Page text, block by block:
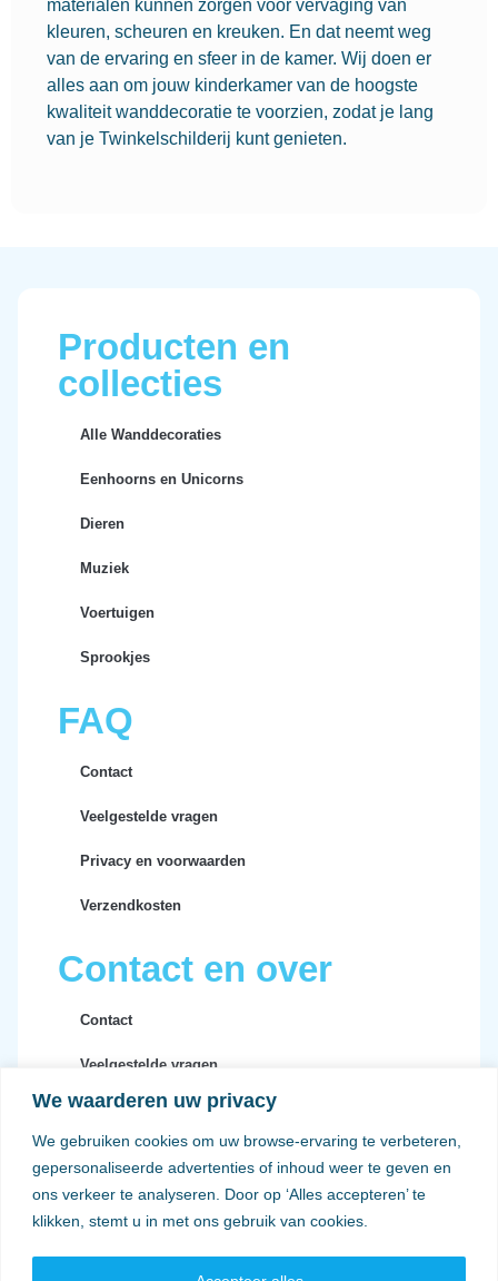
We waarderen uw privacy
We gebruiken cookies om uw browse-ervaring te verbeteren,
gepersonaliseerde advertenties of inhoud weer te geven en
ons verkeer te analyseren. Door op ‘Alles accepteren’ te
klikken, stemt u in met ons gebruik van cookies.
materialen kunnen zorgen voor vervaging van
kleuren, scheuren en kreuken. En dat neemt weg
van de ervaring en sfeer in de kamer. Wij doen er
alles aan om jouw kinderkamer van de hoogste
kwaliteit wanddecoratie te voorzien, zodat je lang
van je Twinkelschilderij kunt genieten.
Producten en
collecties
Alle Wanddecoraties
Eenhoorns en Unicorns
Dieren
Muziek
Voertuigen
Sprookjes
FAQ
Contact
Veelgestelde vragen
Privacy en voorwaarden
Verzendkosten
Contact en over
Contact
Veelgestelde vragen
Privacy en voorwaarden